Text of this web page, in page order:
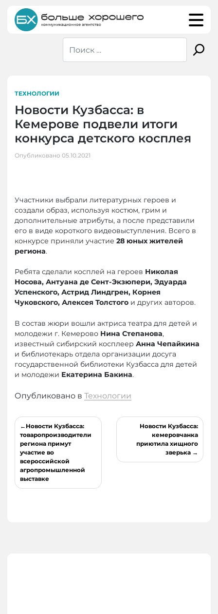
content
ТЕХНОЛОГИИ
Новости Кузбасса: в
Кемерове подвели итоги
конкурса детского косплея
Опубликовано 05.10.2021
Участники выбрали литературных героев и
создали образ, используя костюм, грим и
дополнительные атрибуты, а после представили
его в виде короткого видеовыступления. Всего в
конкурсе приняли участие 28 юных жителей
региона.
Ребята сделали косплей на героев Николая
Носова, Антуана де Сент-Экзюпери, Эдуарда
Успенского, Астрид Линдгрен, Корнея
Чуковского, Алексея Толстого и других авторов.
В состав жюри вошли актриса театра для детей и
молодежи г. Кемерово Нина Степанова,
известный сибирский косплеер Анна Чепайкина
и библиотекарь отдела организации досуга
государственной библиотеки Кузбасса для детей
и молодежи Екатерина Бакина.
Опубликовано в Технологии
Навигация
по
записям
Новости Кузбасса:
товаропроизводители
региона примут
участие во
всероссийской
агропромышленной
выставке
Новости Кузбасса:
кемеровчанка
приютила хищного
зверька